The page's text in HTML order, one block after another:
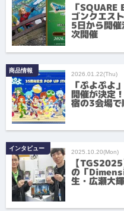
「
ゴンクエス
5日から開
次開催
商品情報 2026.01.22(Thu)
「ぷよぷよ
開催が決定
宿の3会場で
インタビュー 2025.10.20(Mon)
【
の「
生・広瀬大